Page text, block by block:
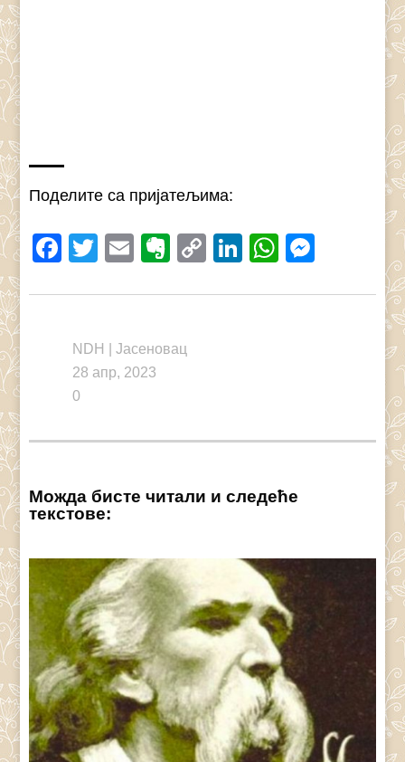
Поделите са пријатељима:
Facebook
Twitter
EmailEvernote
CopyLinkedIn
NDH
Јасеновац
28 апр, 2023
0
Можда бисте читали и следеће
текстове: